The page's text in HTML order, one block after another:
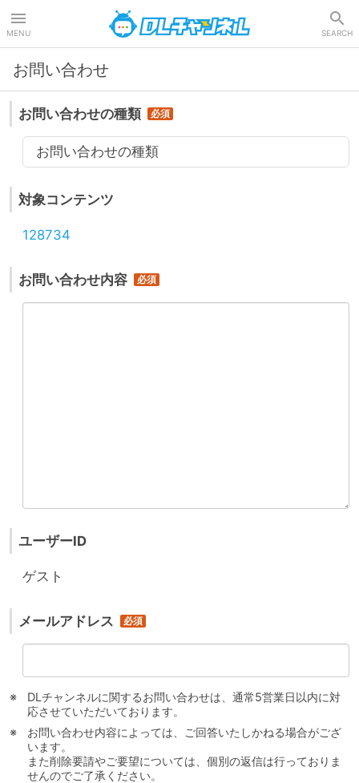
MENU SEARCH
お問い合わせ
お問い合わせの種類
お問い合わせの種類
対象コンテンツ
128734
お問い合わせ内容
ユーザーID
ゲスト
メールアドレス
DLチャンネルに関するお問い合わせは、通常5営業日以内に対
応させていただいております。
お問い合わせ内容によっては、ご回答いたしかねる場合がござ
います。
また削除要請やご要望については、個別の返信は行っておりま
せんのでご了承ください。